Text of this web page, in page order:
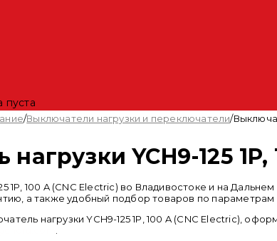
пуста
/Выключатели нагрузки и переключатели/
YCH9-125 1P,
1P, 100 A (CNC Electric) во Владивостоке и на
а также удобный подбор товаров по параметрам
нагрузки YCH9-125 1P, 100 A (CNC Electric),